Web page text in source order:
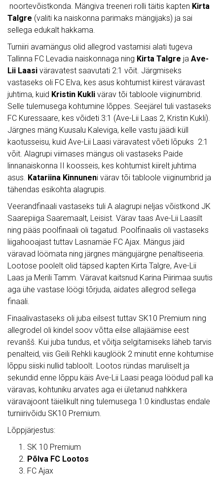
noortevõistkonda. Mängiva treeneri rolli täitis kapten Kirta
Talgre (valiti ka naiskonna parimaks mängijaks) ja sai
sellega edukalt hakkama.
Turniiri avamängus olid allegrod vastamisi alati tugeva
Tallinna FC Levadia naiskonnaga ning Kirta Talgre ja Ave-
Lii Laasi väravatest saavutati 2:1 võit. Järgmiseks
vastaseks oli FC Elva, kes asus kohtumist kiirest väravast
juhtima, kuid Kristin Kukli värav tõi tabloole viiginumbrid.
Selle tulemusega kohtumine lõppes. Seejärel tuli vastaseks
FC Kuressaare, kes võideti 3:1 (Ave-Lii Laas 2, Kristin Kukli).
Järgnes mäng Kuusalu Kaleviga, kelle vastu jäädi küll
kaotusseisu, kuid Ave-Lii Laasi väravatest võeti lõpuks 2:1
võit. Alagrupi viimases mängus oli vastaseks Paide
linnanaiskonna II koosseis, kes kohtumist kiirelt juhtima
asus. Katariina Kinnuneni värav tõi tabloole viiginumbrid ja
tähendas esikohta alagrupis.
Veerandfinaali vastaseks tuli A alagrupi neljas võistkond JK
Saarepiiga Saaremaalt, Leisist. Värav taas Ave-Lii Laasilt
ning pääs poolfinaali oli tagatud. Poolfinaalis oli vastaseks
liigahooajast tuttav Lasnamäe FC Ajax. Mängus jäid
väravad löömata ning järgnes mängujärgne penaltiseeria.
Lootose poolelt olid täpsed kapten Kirta Talgre, Ave-Lii
Laas ja Merili Tamm. Väravat kaitsnud Karina Piirimaa suutis
aga ühe vastase löögi tõrjuda, aidates allegrod sellega
finaali.
Finaalivastaseks oli juba eilsest tuttav SK10 Premium ning
allegrodel oli kindel soov võtta eilse allajäämise eest
revanšš. Kui juba tundus, et võitja selgitamiseks läheb tarvis
penalteid, viis Geili Rehkli kauglöök 2 minutit enne kohtumise
lõppu siiski nullid tabloolt. Lootos ründas maruliselt ja
sekundid enne lõppu käis Ave-Lii Laasi peaga löödud pall ka
väravas, kohtuniku arvates aga ei ületanud nahkkera
väravajoont täielikult ning tulemusega 1:0 kindlustas endale
turniirivõidu SK10 Premium.
Lõppjärjestus:
SK 10 Premium
Põlva FC Lootos
FC Ajax